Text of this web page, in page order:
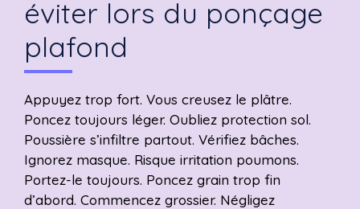
éviter lors du ponçage
plafond
Appuyez trop fort. Vous creusez le plâtre.
Poncez toujours léger. Oubliez protection sol.
Poussière s’infiltre partout. Vérifiez bâches.
Ignorez masque. Risque irritation poumons.
Portez-le toujours. Poncez grain trop fin
d’abord. Commencez grossier. Négligez